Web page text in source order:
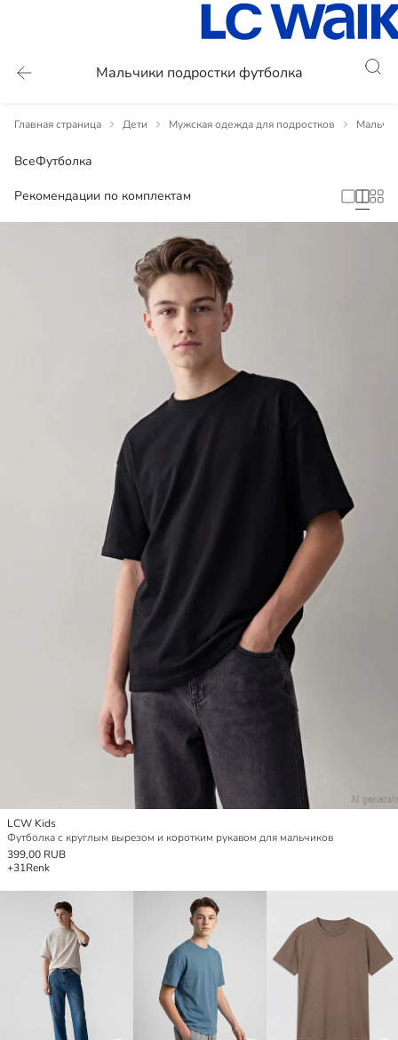
Мальчики подростки футболка
Главная страница Дети Мужская одежда для подростков
ВсеФутболка
Рекомендации по комплектам
LCW Kids
Футболка с круглым вырезом и коротким рукавом для мальчиков
399,00 RUB
+31Renk